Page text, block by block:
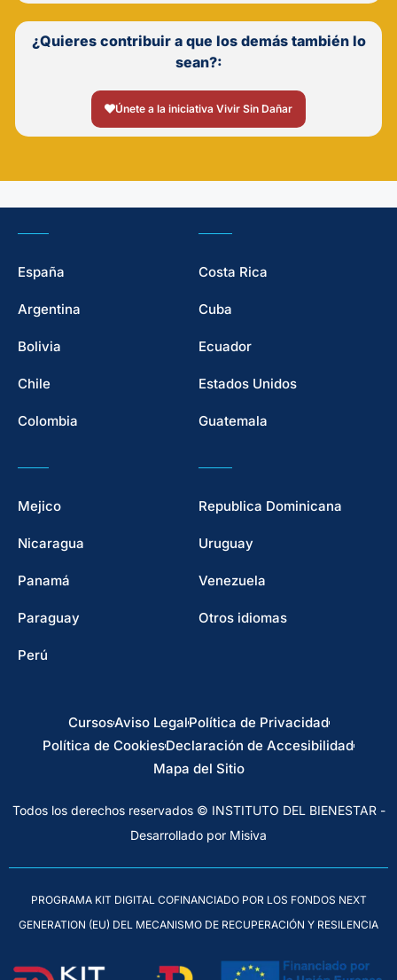
¿Quieres contribuir a que los demás también lo
sean?:
Únete a la iniciativa Vivir Sin Dañar
España
Argentina
Bolivia
Chile
Colombia
Costa Rica
Cuba
Ecuador
Estados Unidos
Guatemala
Mejico
Nicaragua
Panamá
Paraguay
Perú
Republica Dominicana
Uruguay
Venezuela
Otros idiomas
CursosAviso LegalPolítica de Privacidad
Política de CookiesDeclaración de Accesibilidad
Mapa del Sitio
Todos los derechos reservados © INSTITUTO DEL BIENESTAR -
Desarrollado por Misiva
PROGRAMA KIT DIGITAL COFINANCIADO POR LOS FONDOS NEXT
GENERATION (EU) DEL MECANISMO DE RECUPERACIÓN Y RESILENCIA